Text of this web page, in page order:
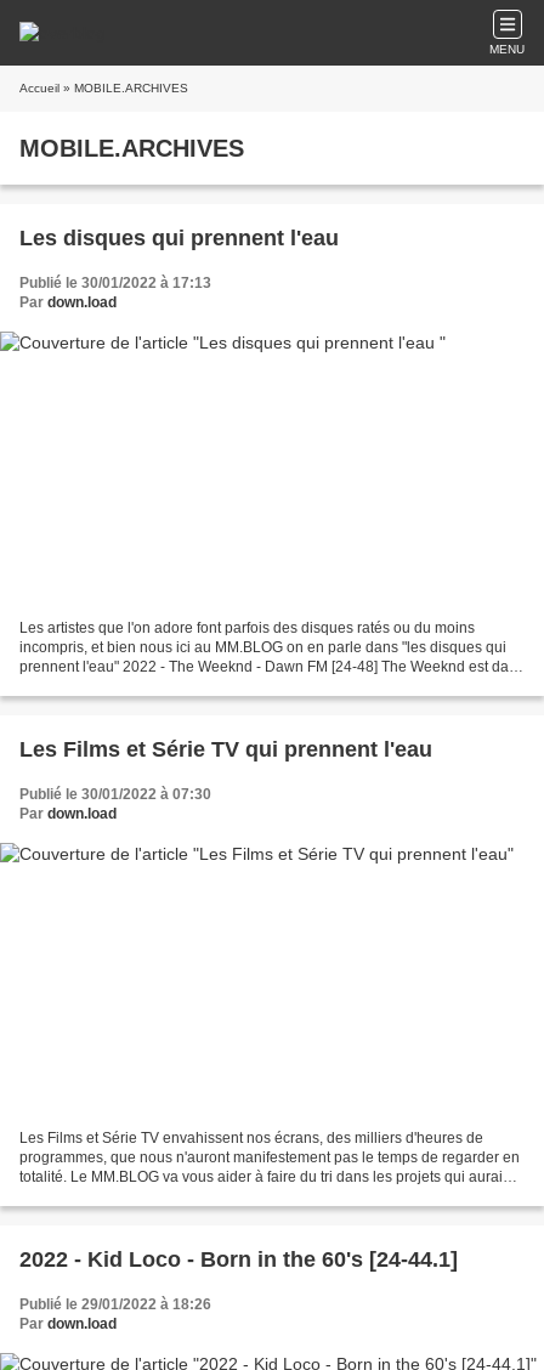
MENU
Accueil » MOBILE.ARCHIVES
MOBILE.ARCHIVES
Les disques qui prennent l'eau
Publié le 30/01/2022 à 17:13
Par down.load
Les artistes que l'on adore font parfois des disques ratés ou du moins
incompris, et bien nous ici au MM.BLOG on en parle dans "les disques qui
prennent l'eau" 2022 - The Weeknd - Dawn FM [24-48] The Weeknd est dans
Les Films et Série TV qui prennent l'eau
Publié le 30/01/2022 à 07:30
Par down.load
Les Films et Série TV envahissent nos écrans, des milliers d'heures de
programmes, que nous n'auront manifestement pas le temps de regarder en
totalité. Le MM.BLOG va vous aider à faire du tri dans les projets qui auraient
2022 - Kid Loco - Born in the 60's [24-44.1]
Publié le 29/01/2022 à 18:26
Par down.load